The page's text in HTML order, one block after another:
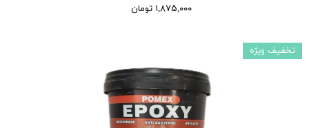
۱,۸۷۵,۰۰۰ تومان
تخفیف ویژه